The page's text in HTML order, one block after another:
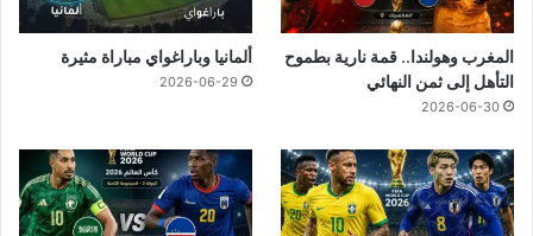
المغرب وهولندا.. قمة نارية بطموح
التأهل إلى ثمن النهائي
2026-06-30
ألمانيا وباراغواي مباراة مثيرة
2026-06-29